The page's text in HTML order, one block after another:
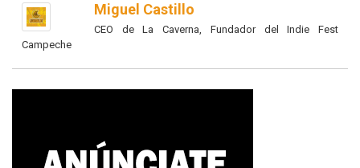
Miguel Castillo
CEO de La Caverna, Fundador del Indie Fest
Campeche